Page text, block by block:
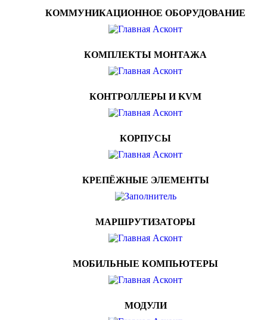
КОММУНИКАЦИОННОЕ ОБОРУДОВАНИЕ
КОМПЛЕКТЫ МОНТАЖА
КОНТРОЛЛЕРЫ И KVM
КОРПУСЫ
КРЕПЁЖНЫЕ ЭЛЕМЕНТЫ
МАРШРУТИЗАТОРЫ
МОБИЛЬНЫЕ КОМПЬЮТЕРЫ
МОДУЛИ